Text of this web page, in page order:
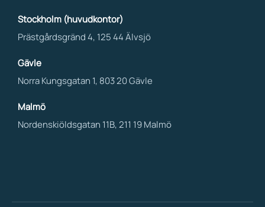
Stockholm (huvudkontor)
Prästgårdsgränd 4, 125 44 Älvsjö
Gävle
Norra Kungsgatan 1, 803 20 Gävle
Malmö
Nordenskiöldsgatan 11B, 211 19 Malmö